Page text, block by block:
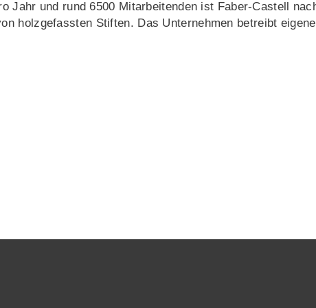
Jahr und rund 6500 Mitarbeitenden ist Faber-Castell
holzgefassten Stiften. Das Unternehmen betreibt eigene